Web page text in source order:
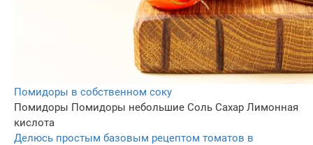
Помидоры в собственном соку
Помидоры Помидоры небольшие Соль Сахар Лимонная
кислота
Делюсь простым базовым рецептом томатов в